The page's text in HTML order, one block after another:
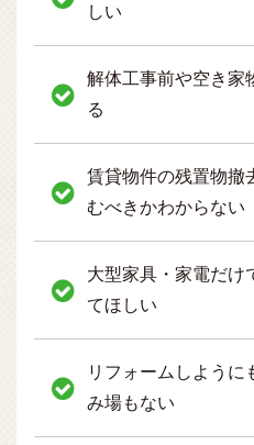
しい
解体工事前や空き家
る
賃貸物件の残置物撤
むべきかわからない
大型家具・家電だけ
てほしい
リフォームしように
み場もない